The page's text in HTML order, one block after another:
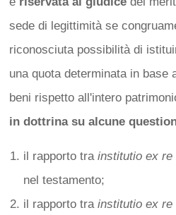
sede di legittimità se
riconosciuta possibilità di
una quota determinata in base
beni rispetto all'intero
in dottrina su alcune
il rapporto tra institutio ex re
nel testamento;
il rapporto trainstitutio ex re